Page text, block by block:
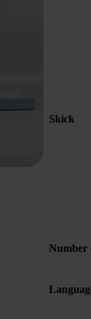
Skick
Number